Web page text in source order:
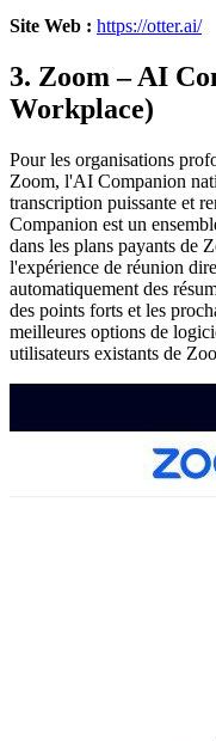
Site Web : https://otter.ai/
3. Zoom – AI
Workplace)
Pour les organisations
Zoom, l'AI Companion
transcription puissante et
Companion est un
dans les plans payants de
l'expérience de réunion
automatiquement des
des points forts et les
meilleures options de
utilisateurs existants de